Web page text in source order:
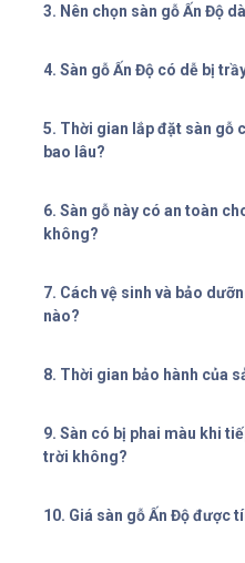
3. Nên chọn sàn gỗ Ấn Độ
4. Sàn gỗ Ấn Độ có dễ bị
5. Thời gian lắp đặt sàn gỗ
bao lâu?
6. Sàn gỗ này có an toàn
không?
7. Cách vệ sinh và bảo
nào?
8. Thời gian bảo hành của
9. Sàn có bị phai màu khi
trời không?
10. Giá sàn gỗ Ấn Độ được